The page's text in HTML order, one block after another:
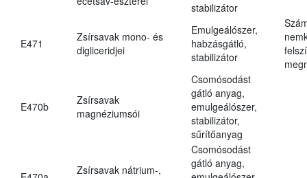
stabilizátor
E471
Zsírsavak mono- és
digliceridjei
Emulgeálószer,
habzásgátló,
stabilizátor
E470b
Zsírsavak
magnéziumsói
Csomósodást
gátló anyag,
emulgeálószer,
stabilizátor,
sűrítőanyag
Zsírsavak nátrium-,
Csomósodást
gátló anyag,